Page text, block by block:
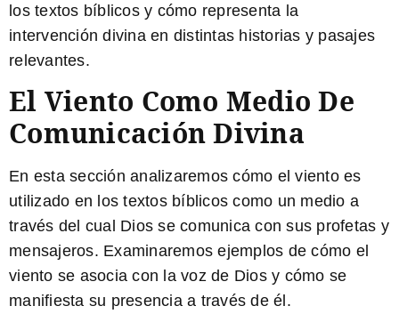
los textos bíblicos y cómo representa la
intervención divina en distintas historias y pasajes
relevantes.
El Viento Como Medio De
Comunicación Divina
En esta sección analizaremos cómo el viento es
utilizado en los textos bíblicos como un medio a
través del cual Dios se comunica con sus profetas y
mensajeros. Examinaremos ejemplos de cómo el
viento se asocia con la voz de Dios y cómo se
manifiesta su presencia a través de él.